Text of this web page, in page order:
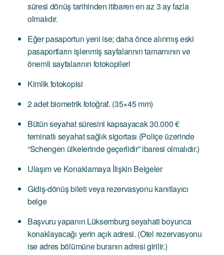
süresi dönüş tarihinden itibaren en az 3 ay fazla
olmalıdır.
Eğer pasaportun yeni ise; daha önce alınmış eski
pasaportların işlenmiş sayfalarının tamamının ve
önemli sayfalarının fotokopileri
Kimlik fotokopisi
2 adet biometrik fotoğraf. (35×45 mm)
Bütün seyahat süresini kapsayacak 30.000 €
teminatlı seyahat sağlık sigortası (Poliçe üzerinde
“Schengen ülkelerinde geçerlidir” ibaresi olmalıdır.)
Ulaşım ve Konaklamaya İlişkin Belgeler
Gidiş-dönüş bileti veya rezervasyonu kanıtlayıcı
belge
Başvuru yapanın Lüksemburg seyahati boyunca
konaklayacağı yerin açık adresi. (Otel rezervasyonu
ise adres bölümüne buranın adresi girilir.)